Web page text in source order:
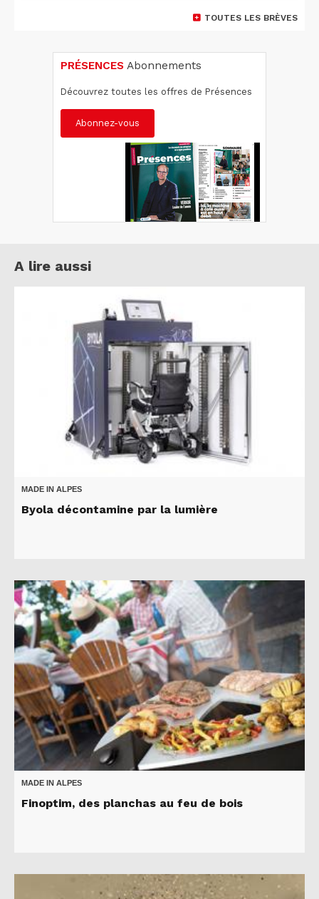
TOUTES LES BRÈVES
PRÉSENCES Abonnements
Découvrez toutes les offres de Présences
Abonnez-vous
A lire aussi
MADE IN ALPES
Byola décontamine par la lumière
MADE IN ALPES
Finoptim, des planchas au feu de bois